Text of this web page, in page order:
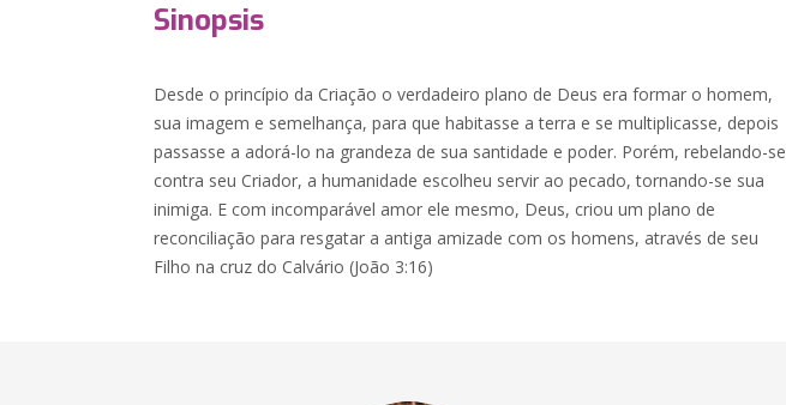
Sinopsis
Desde o princípio da Criação o verdadeiro plano de Deus era formar o homem,
sua imagem e semelhança, para que habitasse a terra e se multiplicasse, depois
passasse a adorá-lo na grandeza de sua santidade e poder. Porém, rebelando-se
contra seu Criador, a humanidade escolheu servir ao pecado, tornando-se sua
inimiga. E com incomparável amor ele mesmo, Deus, criou um plano de
reconciliação para resgatar a antiga amizade com os homens, através de seu
Filho na cruz do Calvário (João 3:16)